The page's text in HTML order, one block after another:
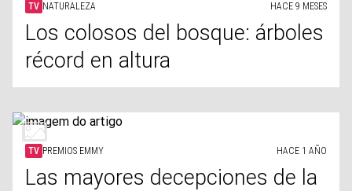
TV NATURALEZA HACE 9 MESES
Los colosos del bosque: árboles
récord en altura
TV PREMIOS EMMY HACE 1 AÑO
Las mayores decepciones de la